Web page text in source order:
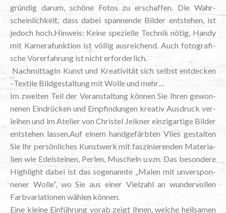
grün­dig dar­um, schö­ne Fotos zu erschaf­fen. Die Wahr­
schein­lich­keit, dass dabei span­nen­de Bil­der ent­ste­hen, ist
jedoch hoch.Hinweis: Kei­ne spe­zi­el­le Tech­nik nötig, Han­dy
mit Kame­ra­funk­ti­on ist völ­lig aus­rei­chend. Auch foto­gra­fi­
sche Vor­er­fah­rung ist nicht erforderlich.
Nach­mit­ta­gIn Kunst und Krea­ti­vi­tät sich selbst ent­de­cken
–Tex­ti­le Bild­ge­stal­tung mit Wol­le und mehr…
Im zwei­ten Teil der Ver­an­stal­tung kön­nen Sie Ihren gewon­
ne­nen Ein­drü­cken und Emp­fin­dun­gen krea­tiv Aus­druck ver­
lei­hen und im Ate­lier von Chris­tel Jei­k­ner ein­zig­ar­ti­ge Bil­der
ent­ste­hen lassen.Auf einem hand­ge­färb­ten Vlies gestal­ten
Sie Ihr per­sön­li­ches Kunst­werk mit fas­zi­nie­ren­den Mate­ria­
li­en wie Edel­stei­nen, Per­len, Muscheln u.v.m. Das beson­de­re
High­light dabei ist das soge­nann­te „Malen mit unver­spon­
ne­ner Wol­le“, wo Sie aus einer Viel­zahl an wun­der­vol­len
Farb­va­ria­tio­nen wäh­len können.
Eine klei­ne Ein­füh­rung vor­ab zeigt Ihnen, wel­che heil­sa­men